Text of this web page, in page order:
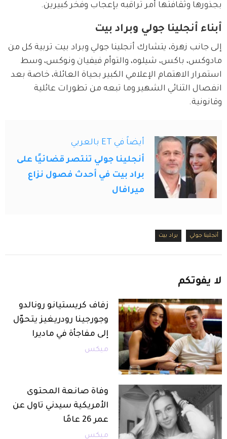
بجذورها وثقافتها أمر تراقبه بإعجاب وفخر كبيرين.
أبناء أنجلينا جولي وبراد بيت
إلى جانب زهرة، يتشارك أنجلينا جولي وبراد بيت تربية كل من
مادوكس، باكس، شيلوه، والتوأم فيفيان ونوكس، وسط
استمرار الاهتمام الإعلامي الكبير بحياة العائلة، خاصة بعد
انفصال الثنائي الشهير وما تبعه من تطورات عائلية
وقانونية.
أيضاً في ET بالعربي
أنجلينا جولي تنتصر قضائيًا على
براد بيت في أحدث فصول نزاع
ميرافال
أنجلينا جولي براد بيت
لا يفوتكم
زفاف كريستيانو رونالدو
وجورجينا رودريغيز يتحوّل
إلى مفاجأة في ماديرا
ميكس
وفاة صانعة المحتوى
الأمريكية سيدني تاول عن
عمر 26 عامًا
ميكس